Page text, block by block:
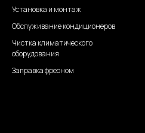
Установка и монтаж
Обслуживаниекондиционеров
Чистка климатического
оборудования
Заправка фреоном